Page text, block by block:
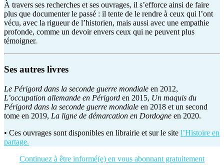
À travers ses recherches et ses ouvrages, il s’efforce ainsi de faire
plus que documenter le passé : il tente de le rendre à ceux qui l’ont
vécu, avec la rigueur de l’historien, mais aussi avec une empathie
profonde, comme un devoir envers ceux qui ne peuvent plus
témoigner.
Ses autres livres
Le Périgord dans la seconde guerre mondiale en 2012,
L’occupation allemande en Périgord en 2015, Un maquis du
Périgord dans la seconde guerre mondiale en 2018 et un second
tome en 2019, La ligne de démarcation en Dordogne en 2020.
• Ces ouvrages sont disponibles en librairie et sur le site l’Histoire en
partage.
Continuez à être informé(e) en vous abonnant gratuitement